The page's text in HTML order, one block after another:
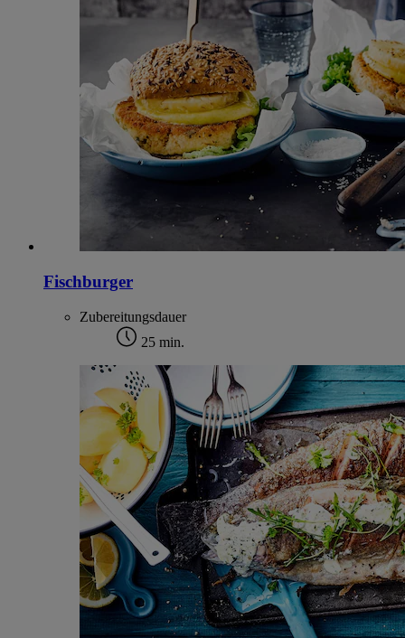
Fischburger
Zubereitungsdauer
25 min.